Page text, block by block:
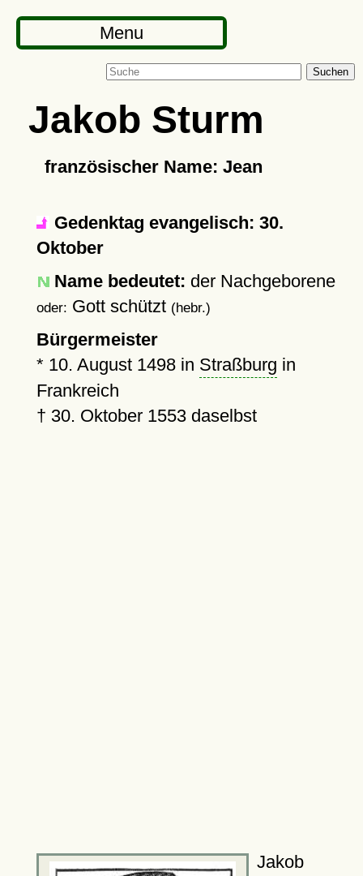
Menu
Suchen
Jakob Sturm
französischer Name: Jean
Gedenktag evangelisch: 30.
Oktober
Name bedeutet: der Nachgeborene
oder: Gott schützt (hebr.)
Bürgermeister
* 10. August 1498in Straßburg in
Frankreich
† 30. Oktober 1553daselbst
Jakob